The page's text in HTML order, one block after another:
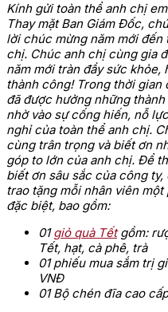
Kính gửi toàn thể anh chị
Thay mặt Ban Giám Đốc,
lời chúc mừng năm mới đến
chị. Chúc anh chị cùng gia
năm mới tràn đầy sức khỏe,
thành công! Trong thời gian
đã được hưởng những
nhờ vào sự cống hiến, nỗ
nghỉ của toàn thể anh chị.
cùng trân trọng và biết ơn
góp to lớn của anh chị. Để
biết ơn sâu sắc của công
trao tặng mỗi nhân viên một
đặc biệt, bao gồm:
01giỏ quà Tếtgồm:
Tết, hạt, cà phê, trà
01 phiếu mua sắm trị
VNĐ
01 Bộ chén đĩa cao cấp